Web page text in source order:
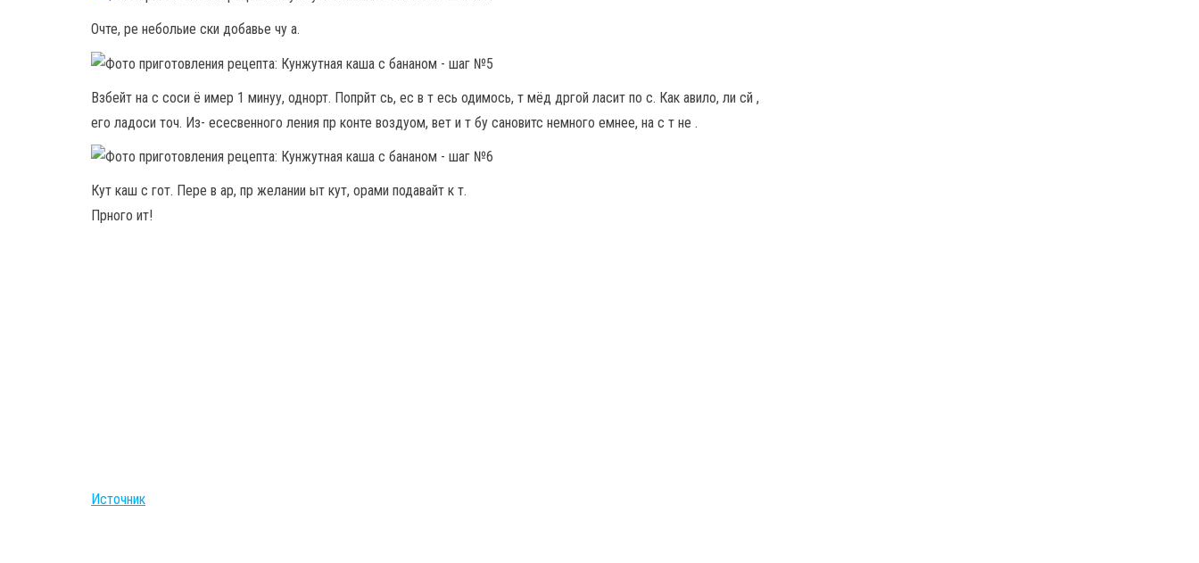
Очте, ре небольие ски добавье чу а.
Взбейт на с соси ё имер 1 минуу, однорт. Попрйт сь, ес в т есь одимось, т мёд дргой ласит по с. Как авило, ли сй ,
его ладоси точ. Из- есесвенного ления пр конте воздуом, вет и т бу сановитс немного емнее, на с т не .
Кут каш с гот. Пере в ар, пр желании ыт кут, орами подавайт к т.
Прного ит!
Источник